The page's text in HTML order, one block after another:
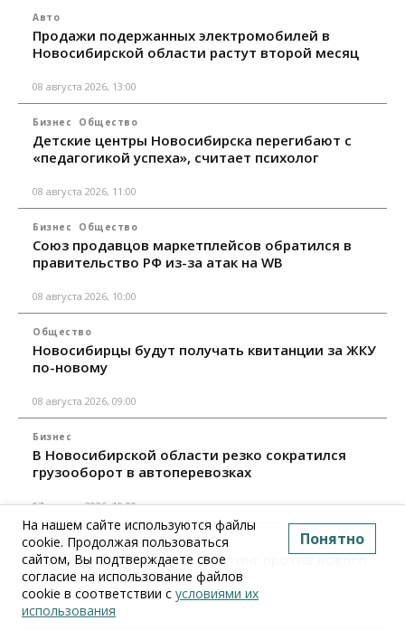
Авто
Продажи подержанных электромобилей в
Новосибирской области растут второй месяц
08 августа 2026, 13:00
Бизнес Общество
Детские центры Новосибирска перегибают с
«педагогикой успеха», считает психолог
08 августа 2026, 11:00
Бизнес Общество
Союз продавцов маркетплейсов обратился в
правительство РФ из-за атак на WB
08 августа 2026, 10:00
Общество
Новосибирцы будут получать квитанции за ЖКУ
по-новому
08 августа 2026, 09:00
Бизнес
В Новосибирской области резко сократился
грузооборот в автоперевозках
07 августа 2026, 19:00
Общество
В Новосибирске прошёл митинг против нового
закона о памятниках
07 августа 2026, 18:00
На нашем сайте используются файлы
cookie. Продолжая пользоваться
сайтом, Вы подтверждаете свое
согласие на использование файлов
cookie в соответствии с условиями их
использования
Понятно